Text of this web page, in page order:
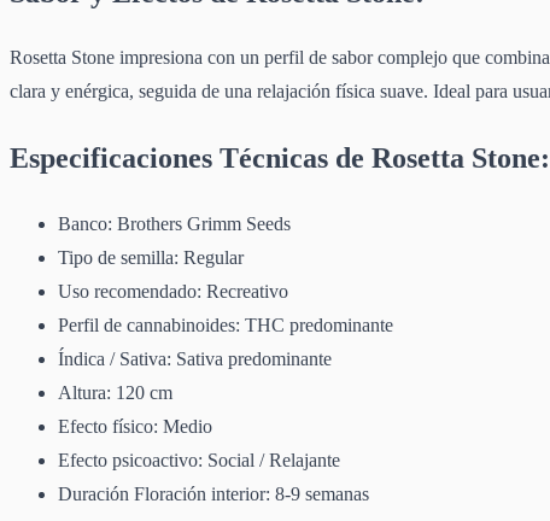
Rosetta Stone impresiona con un perfil de sabor complejo que combina
clara y enérgica, seguida de una relajación física suave. Ideal para
Especificaciones Técnicas de Rosetta Stone:
Banco: Brothers Grimm Seeds
Tipo de semilla: Regular
Uso recomendado: Recreativo
Perfil de cannabinoides: THC predominante
Índica / Sativa: Sativa predominante
Altura: 120 cm
Efecto físico: Medio
Efecto psicoactivo: Social / Relajante
Duración Floración interior: 8-9 semanas